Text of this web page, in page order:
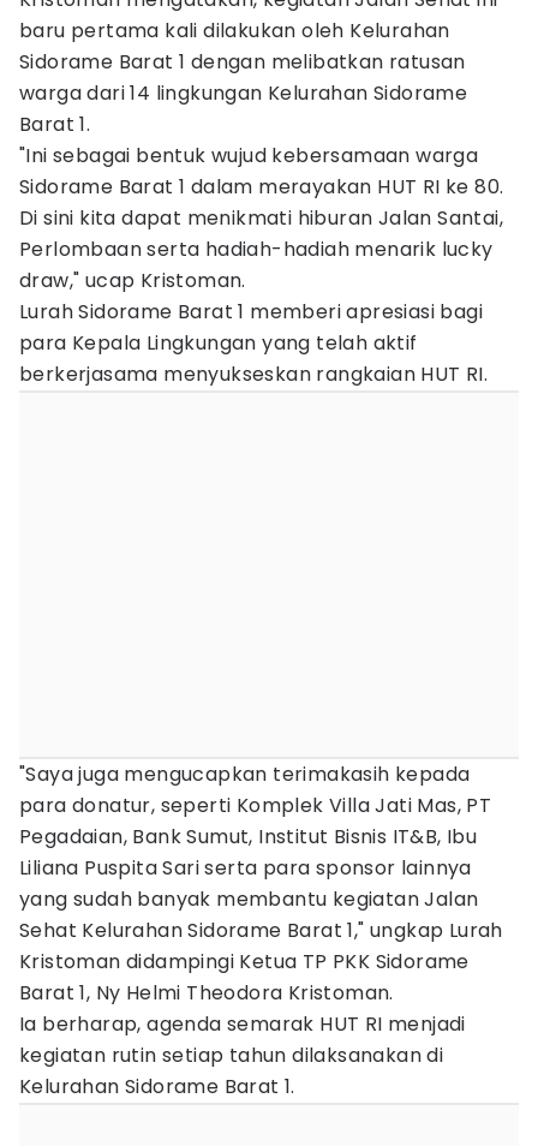
baru pertama kali dilakukan oleh Kelurahan
Sidorame Barat 1 dengan melibatkan ratusan
warga dari 14 lingkungan Kelurahan Sidorame
Barat 1.
‎‎"Ini sebagai bentuk wujud kebersamaan warga
Sidorame Barat 1 dalam merayakan HUT RI ke 80.
Di sini kita dapat menikmati hiburan Jalan Santai,
Perlombaan serta hadiah-hadiah menarik lucky
draw," ucap Kristoman.
‎‎Lurah Sidorame Barat 1 memberi apresiasi bagi
para Kepala Lingkungan yang telah aktif
berkerjasama menyukseskan rangkaian HUT RI. ‎
‎"Saya juga mengucapkan terimakasih kepada
para donatur, seperti Komplek Villa Jati Mas, PT
Pegadaian, Bank Sumut, Institut Bisnis IT&B, Ibu
Liliana Puspita Sari serta para sponsor lainnya
yang sudah banyak membantu kegiatan Jalan
Sehat Kelurahan Sidorame Barat 1," ungkap Lurah
Kristoman didampingi Ketua TP PKK Sidorame
Barat 1, Ny Helmi Theodora Kristoman.
‎Ia berharap, agenda semarak HUT RI menjadi
kegiatan rutin setiap tahun dilaksanakan di
Kelurahan Sidorame Barat 1.